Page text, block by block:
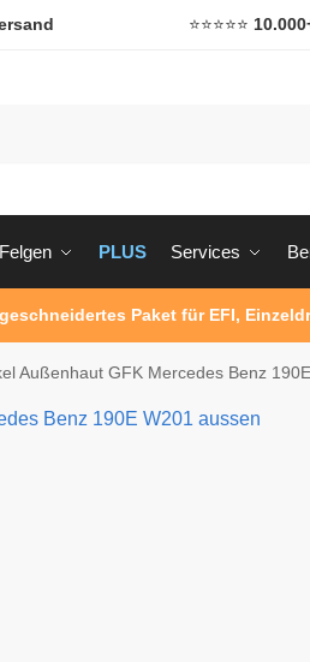
⭐️⭐️⭐️⭐️⭐️
Felgen PLUS Services
Paket für EFI,
Außenhaut GFK Mercedes Benz